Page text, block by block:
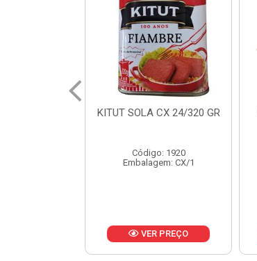
MOLHO VERDE D'AJUDA
Código: 13751
Embalagem: CX/1
VER PREÇO